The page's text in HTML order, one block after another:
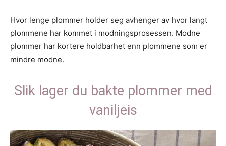
Hvor lenge plommer holder seg avhenger av hvor langt
plommene har kommet i modningsprosessen. Modne
plommer har kortere holdbarhet enn plommene som er
mindre modne.
Slik lager du bakte plommer med
vaniljeis